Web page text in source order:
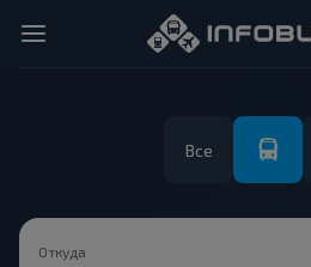
Все
Откуда